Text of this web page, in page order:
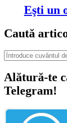
Eşti un
Caută
Alătură-te
Telegram!